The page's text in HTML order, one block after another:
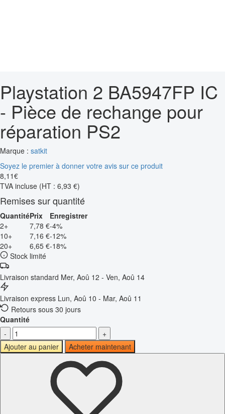
Playstation 2 BA5947FP IC
- Pièce de rechange pour
réparation PS2
Marque : satkit
Soyez le premier à donner votre avis sur ce produit
8,11€
TVA incluse (HT : 6,93 €)
Remises sur quantité
QuantitéPrix
Enregistrer
2+
7,78 €-4%
10+
7,16 €-12%
20+
6,65 €-18%
Stock limité
Livraison standard Mer, Aoû 12 - Ven, Aoû 14
Livraison express Lun, Aoû 10 - Mar, Aoû 11
Retours sous 30 jours
Quantité
-
+
Ajouter au panier
Acheter maintenant